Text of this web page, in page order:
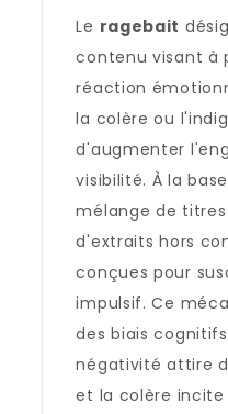
Le ragebait
contenu visant à
réaction
la colère ou
d'augmenter
visibilité. À la
mélange de
d'extraits hors
conçues pour
impulsif. Ce
des biais
négativité attire
et la colère